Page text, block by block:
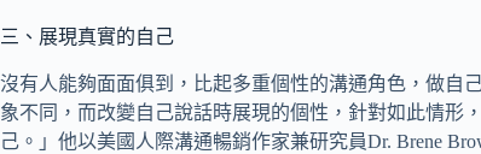
三、展現真實的自己
沒有人能夠面面俱到，比起多重個性的溝通角色，做自
象不同，而改變自己說話時展現的個性，針對如此情形
己。」他以美國人際溝通暢銷作家兼研究員Dr. Brene